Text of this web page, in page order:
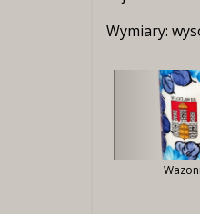
Wymiary: